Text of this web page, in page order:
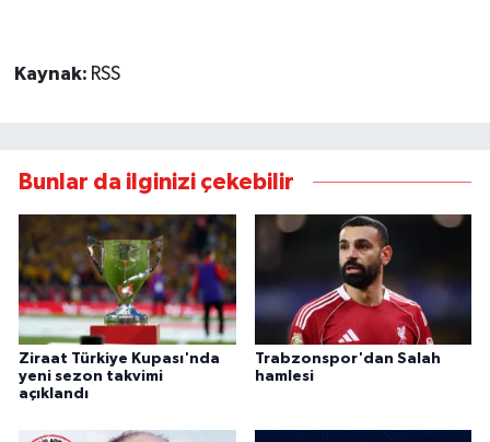
Kaynak: RSS
Bunlar da ilginizi çekebilir
Ziraat Türkiye Kupası'nda
yeni sezon takvimi
açıklandı
Trabzonspor'dan Salah
hamlesi